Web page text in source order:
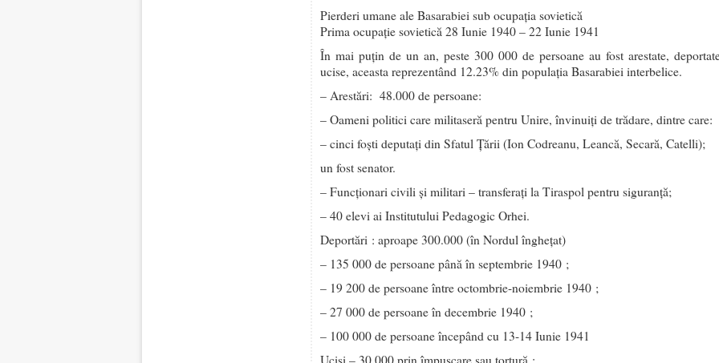
Pierderi umane ale Basarabiei sub ocupaţia sovietică
Prima ocupaţie sovietică 28 Iunie 1940 – 22 Iunie 1941
În mai puțin de un an, peste 300 000 de persoane au fost arestate,
ucise, aceasta reprezentând 12.23% din populația Basarabiei interbelice.
– Arestări: 48.000 de persoane:
– Oameni politici care militaseră pentru Unire, învinuiți de trădare, dintre care:
– cinci foști deputați din Sfatul Țării (Ion Codreanu, Leancă, Secară, Catelli);
un fost senator.
– Funcționari civili și militari – transferați la Tiraspol pentru siguranță;
– 40 elevi ai Institutului Pedagogic Orhei.
Deportări : aproape 300.000 (în Nordul înghețat)
– 135 000 de persoane până în septembrie 1940 ;
– 19 200 de persoane între octombrie-noiembrie 1940 ;
– 27 000 de persoane în decembrie 1940 ;
– 100 000 de persoane începând cu 13-14 Iunie 1941
Uciși – 30.000 prin împușcare sau tortură ;